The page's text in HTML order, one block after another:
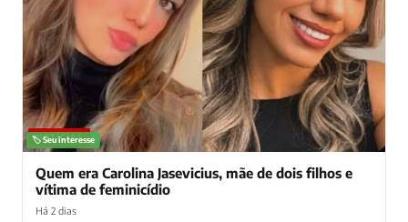
NOTÍCIAS
🏷️ Seu interesse
Quem era Carolina Jasevicius, mãe de dois filhos e
vítima de feminicídio
Há 2 dias